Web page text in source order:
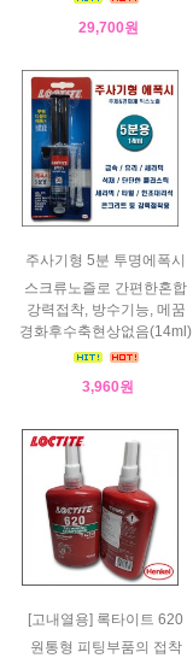
29,700원
주사기형 5분 투명에폭시
스크류노즐로 간편한혼합
강력접착, 방수기능, 메꿈
경화후수축현상없음(14ml)
3,960원
[고내열용] 록타이트 620
원통형 피팅부품의 접착